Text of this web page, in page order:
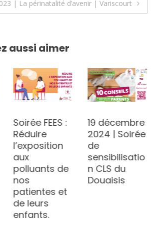
| La périnatalité d’avenir | Variscourt
aussi aimer
19 décembre
2024 | Soirée
de
sensibilisatio
n CLS du
Douaisis
Découvrez le
nouveau DU
2022-2023
sur les 1000
premiers
jours